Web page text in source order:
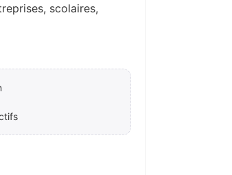
scolaires,